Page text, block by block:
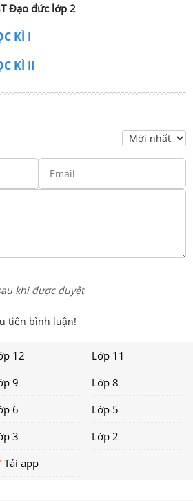
Đạo đức lớp 2
KÌ I
KÌ II
khi được duyệt
tiên bình luận!
12
Lớp 11
9
Lớp 8
6
Lớp 5
3
Lớp 2
Tải app